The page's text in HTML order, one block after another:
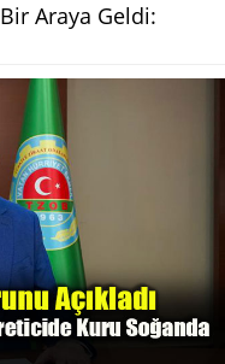
Araya Geldi: